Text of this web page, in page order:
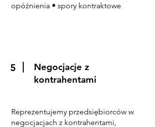
opóźnienia • spory kontraktowe
5
Negocjacje z
kontrahentami
Reprezentujemy przedsiębiorców w
negocjacjach z kontrahentami,